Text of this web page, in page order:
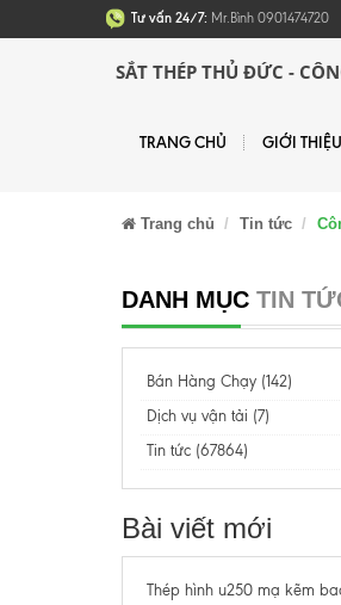
Tư vấn 24/7: Mr.Bình 0901474720
SẮT THÉP THỦ ĐỨC -
TRANG CHỦ GIỚI THIỆU
Trang chủ Tin tức
DANH MỤC TIN
Bán Hàng Chạy (142)
Dịch vụ vận tải (7)
Tin tức (67864)
Bài viết mới
Thép hình u250 mạ kẽm